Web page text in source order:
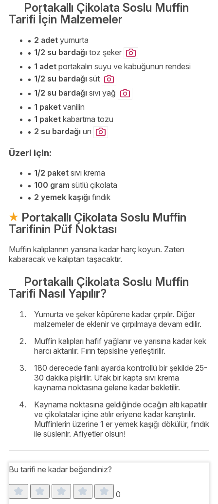
Portakallı Çikolata Soslu Muffin
Tarifi İçin Malzemeler
2 adet yumurta
1/2 su bardağı toz şeker
1 adet portakalın suyu ve kabuğunun rendesi
1/2 su bardağı süt
1/2 su bardağı sıvı yağ
1 paket vanilin
1 paket kabartma tozu
2 su bardağı un
Üzeri için:
1/2 paket sıvı krema
100 gram sütlü çikolata
2 yemek kaşığı fındık
Portakallı Çikolata Soslu Muffin
Tarifinin Püf Noktası
Muffin kalıplarının yarısına kadar harç koyun. Zaten
kabaracak ve kalıptan taşacaktır.
Portakallı Çikolata Soslu Muffin
Tarifi Nasıl Yapılır?
Yumurta ve şeker köpürene kadar çırpılır. Diğer
malzemeler de eklenir ve çırpılmaya devam edilir.
Muffin kalıpları hafif yağlanır ve yarısına kadar kek
harcı aktarılır. Fırın tepsisine yerleştirilir.
180 derecede fanlı ayarda kontrollü bir şekilde 25-
30 dakika pişirilir. Ufak bir kapta sıvı krema
kaynama noktasına gelene kadar bekletilir.
Kaynama noktasına geldiğinde ocağın altı kapatılır
ve çikolatalar içine atılır eriyene kadar karıştırılır.
Muffinlerin üzerine 1 er yemek kaşığı dökülür, fındık
ile süslenir. Afiyetler olsun!
Bu tarifi ne kadar beğendiniz?
0